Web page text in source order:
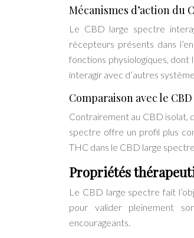
Mécanismes d’action du
Le CBD large spectre
récepteurs présents dans
fonctions physiologiques, dont
interagir avec d’autres
Comparaison avec le
Contrairement au CBD isolat,
spectre offre un profil plus
THC dans le CBD large
Propriétés
Le CBD large spectre fait
pour valider pleinement
encourageants.